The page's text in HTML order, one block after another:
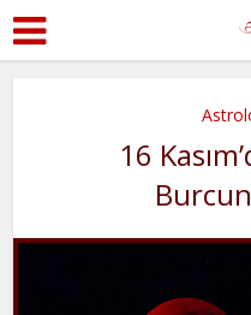
16